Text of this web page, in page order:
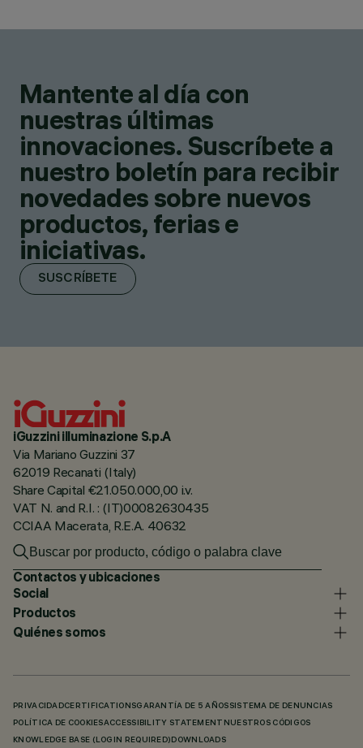
Mantente al día con
nuestras últimas
innovaciones. Suscríbete a
nuestro boletín para recibir
novedades sobre nuevos
productos, ferias e
iniciativas.
SUSCRÍBETE
iGuzzini illuminazione S.p.A
Via Mariano Guzzini 37
62019 Recanati (Italy)
Share Capital €21.050.000,00 i.v.
VAT N. and R.I. : (IT)00082630435
CCIAA Macerata, R.E.A. 40632
Contactos y ubicaciones
Social
Productos
Quiénes somos
PRIVACIDADCERTIFICATIONSGARANTÍA DE 5 AÑOS SISTEMA DE DENUNCIAS
POLÍTICA DE COOKIESACCESSIBILITY STATEMENT NUESTROS CÓDIGOS
KNOWLEDGE BASE (LOGIN REQUIRED) DOWNLOADS